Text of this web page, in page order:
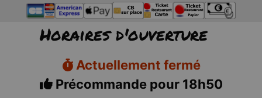
Horaires d'ouverture
Actuellement fermé
Précommande pour 18h50